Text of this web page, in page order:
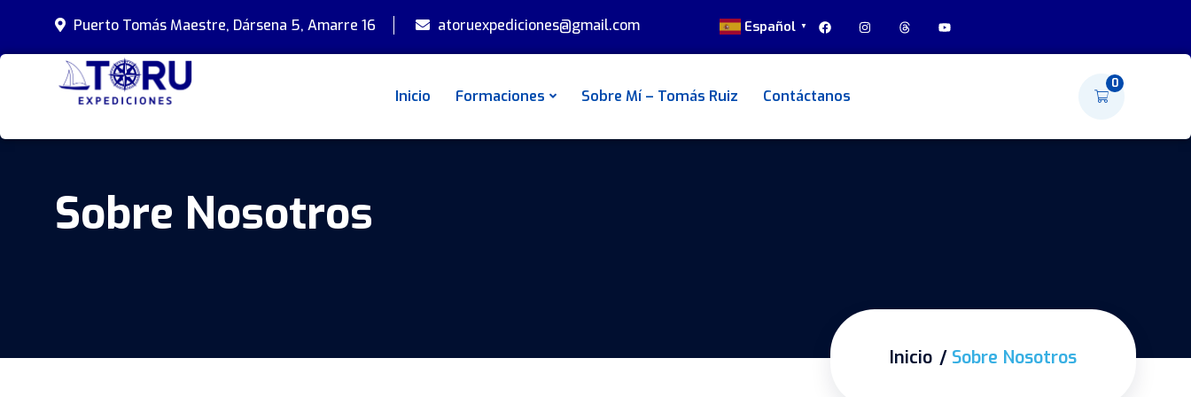
Puerto Tomás Maestre, Dársena 5, Amarre 16 atoruexpediciones@gmail.com Español ▼
Inicio Formaciones Sobre Mí – Tomás Ruiz Contáctanos
0
Sobre Nosotros
Inicio Sobre Nosotros